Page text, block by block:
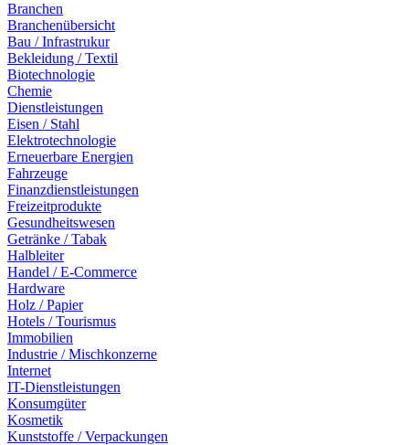
Branchen
Branchenübersicht
Bau / Infrastrukur
Bekleidung / Textil
Biotechnologie
Chemie
Dienstleistungen
Eisen / Stahl
Elektrotechnologie
Erneuerbare Energien
Fahrzeuge
Finanzdienstleistungen
Freizeitprodukte
Gesundheitswesen
Getränke / Tabak
Halbleiter
Handel / E-Commerce
Hardware
Holz / Papier
Hotels / Tourismus
Immobilien
Industrie / Mischkonzerne
Internet
IT-Dienstleistungen
Konsumgüter
Kosmetik
Kunststoffe / Verpackungen